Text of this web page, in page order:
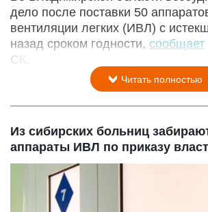
дело после поставки 50
вентиляции легких (ИВЛ) с
назад сроком годности, сообщает
СК.
Читать полностью
Из сибирских больниц
аппараты ИВЛ по приказу